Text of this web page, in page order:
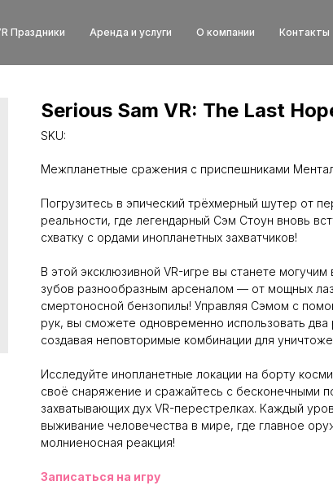
Праздники Аренда и услуги О компании Контакты
Serious Sam VR: The Last
SKU:
Межпланетные сражения с приспешниками
Погрузитесь в эпический трёхмерный шутер от
реальности, где легендарный Сэм Стоун вновь
схватку с ордами инопланетных захватчиков!
В этой эксклюзивной VR-игре вы станете
зубов разнообразным арсеналом — от мощных
смертоносной бензопилы! Управляя Сэмом с
рук, вы сможете одновременно использовать два
создавая неповторимые комбинации для
Исследуйте инопланетные локации на борту
своё снаряжение и сражайтесь с бесконечными
захватывающих дух VR-перестрелках. Каждый
выживание человечества в мире, где главное
молниеносная реакция!
Записаться на игру